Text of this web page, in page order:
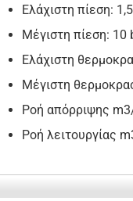
Ελάχιστη πίεση:
Μέγιστη πίεση: 10
Ελάχιστη
Μέγιστη
Ροή απόρριψης
Ροή λειτουργίας